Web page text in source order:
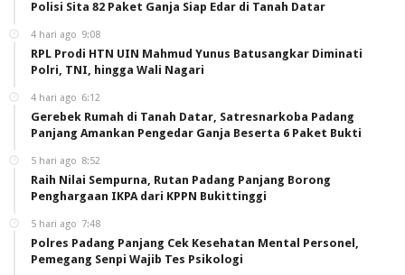
Polisi Sita 82 Paket Ganja Siap Edar di Tanah Datar
4 hari ago 9:08
RPL Prodi HTN UIN Mahmud Yunus Batusangkar Diminati
Polri, TNI, hingga Wali Nagari
4 hari ago 6:12
Gerebek Rumah di Tanah Datar, Satresnarkoba Padang
Panjang Amankan Pengedar Ganja Beserta 6 Paket Bukti
5 hari ago 8:52
Raih Nilai Sempurna, Rutan Padang Panjang Borong
Penghargaan IKPA dari KPPN Bukittinggi
5 hari ago 7:48
Polres Padang Panjang Cek Kesehatan Mental Personel,
Pemegang Senpi Wajib Tes Psikologi